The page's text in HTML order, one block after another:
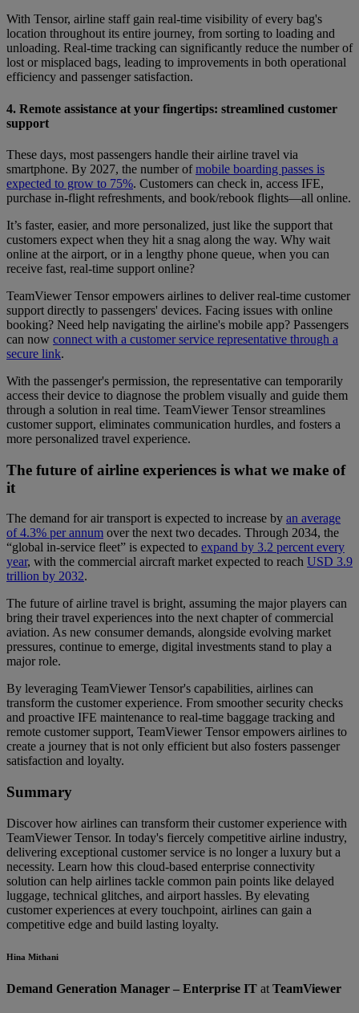
With Tensor, airline staff gain real-time visibility of every bag's
location throughout its entire journey, from sorting to loading and
unloading. Real-time tracking can significantly reduce the number of
lost or misplaced bags, leading to improvements in both operational
efficiency and passenger satisfaction.
4. Remote assistance at your fingertips: streamlined customer
support
These days, most passengers handle their airline travel via
smartphone. By 2027, the number ofmobile boarding passes is
expected to grow to 75%. Customers can check in, access IFE,
purchase in-flight refreshments, and book/rebook flights—all online.
It’s faster, easier, and more personalized, just like the support that
customers expect when they hit a snag along the way. Why wait
online at the airport, or in a lengthy phone queue, when you can
receive fast, real-time support online?
TeamViewer Tensor empowers airlines to deliver real-time customer
support directly to passengers' devices. Facing issues with online
booking? Need help navigating the airline's mobile app? Passengers
can now connect with a customer service representative through a
secure link.
With the passenger's permission, the representative can temporarily
access their device to diagnose the problem visually and guide them
through a solution in real time. TeamViewer Tensor streamlines
customer support, eliminates communication hurdles, and fosters a
more personalized travel experience.
The future of airline experiences is what we make of
it
The demand for air transport is expected to increase by an average
of 4.3% per annum over the next two decades. Through 2034, the
“global in-service fleet” is expected to expand by 3.2 percent every
year, with the commercial aircraft market expected to reach USD 3.9
trillion by 2032.
The future of airline travel is bright, assuming the major players can
bring their travel experiences into the next chapter of commercial
aviation. As new consumer demands, alongside evolving market
pressures, continue to emerge, digital investments stand to play a
major role.
By leveraging TeamViewer Tensor's capabilities, airlines can
transform the customer experience. From smoother security checks
and proactive IFE maintenance to real-time baggage tracking and
remote customer support, TeamViewer Tensor empowers airlines to
create a journey that is not only efficient but also fosters passenger
satisfaction and loyalty.
Summary
Discover how airlines can transform their customer experience with
TeamViewer Tensor. In today's fiercely competitive airline industry,
delivering exceptional customer service is no longer a luxury but a
necessity. Learn how this cloud-based enterprise connectivity
solution can help airlines tackle common pain points like delayed
luggage, technical glitches, and airport hassles. By elevating
customer experiences at every touchpoint, airlines can gain a
competitive edge and build lasting loyalty.
Hina Mithani
Demand Generation Manager – Enterprise IT at TeamViewer